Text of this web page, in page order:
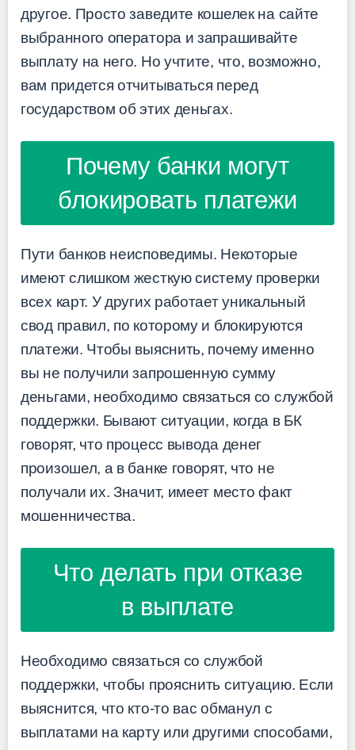
другое. Просто заведите кошелек на сайте
выбранного оператора и запрашивайте
выплату на него. Но учтите, что, возможно,
вам придется отчитываться перед
государством об этих деньгах.
Почему банки могут
блокировать платежи
Пути банков неисповедимы. Некоторые
имеют слишком жесткую систему проверки
всех карт. У других работает уникальный
свод правил, по которому и блокируются
платежи. Чтобы выяснить, почему именно
вы не получили запрошенную сумму
деньгами, необходимо связаться со службой
поддержки. Бывают ситуации, когда в БК
говорят, что процесс вывода денег
произошел, а в банке говорят, что не
получали их. Значит, имеет место факт
мошенничества.
Что делать при отказе
в выплате
Необходимо связаться со службой
поддержки, чтобы прояснить ситуацию. Если
выяснится, что кто-то вас обманул с
выплатами на карту или другими способами,